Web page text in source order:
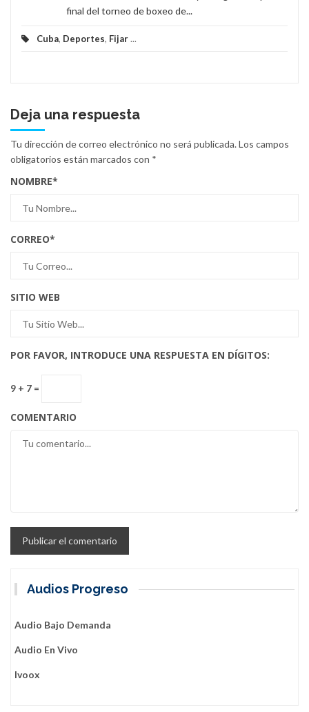
final del torneo de boxeo de...
Cuba, Deportes, Fijar...
Deja una respuesta
Tu dirección de correo electrónico no será publicada.Los campos
obligatorios están marcados con *
NOMBRE*
CORREO*
SITIO WEB
POR FAVOR, INTRODUCE UNA RESPUESTA EN DÍGITOS:
9 + 7 =
COMENTARIO
Audios Progreso
Audio Bajo Demanda
Audio En Vivo
Ivoox